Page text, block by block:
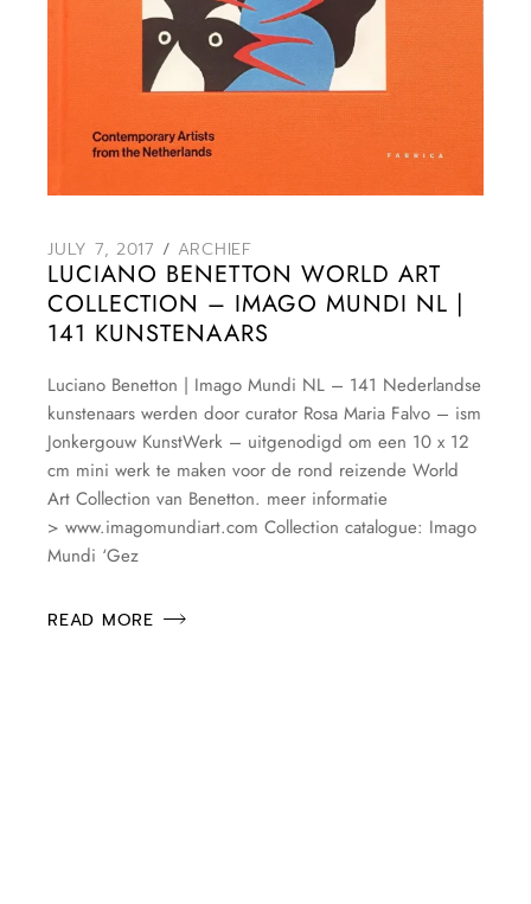
JULY 7, 2017 ARCHIEF
LUCIANO BENETTON WORLD ART
COLLECTION – IMAGO MUNDI NL |
141 KUNSTENAARS
Luciano Benetton | Imago Mundi NL – 141 Nederlandse
kunstenaars werden door curator Rosa Maria Falvo – ism
Jonkergouw KunstWerk – uitgenodigd om een 10 x 12
cm mini werk te maken voor de rond reizende World
Art Collection van Benetton. meer informatie
> www.imagomundiart.com Collection catalogue: Imago
Mundi ‘Gez
READ MORE